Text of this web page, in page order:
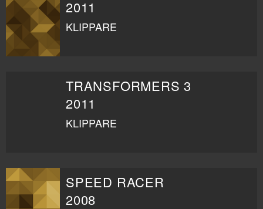
2011
KLIPPARE
TRANSFORMERS 3
2011
KLIPPARE
SPEED RACER
2008